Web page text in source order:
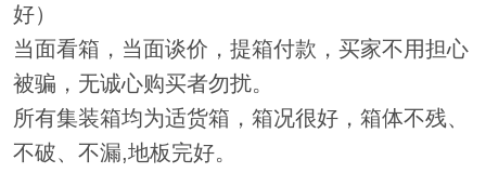
好）
当面看箱，当面谈价，提箱付款，买家不用担心
被骗，无诚心购买者勿扰。
所有集装箱均为适货箱，箱况很好，箱体不残、
不破、不漏,地板完好。